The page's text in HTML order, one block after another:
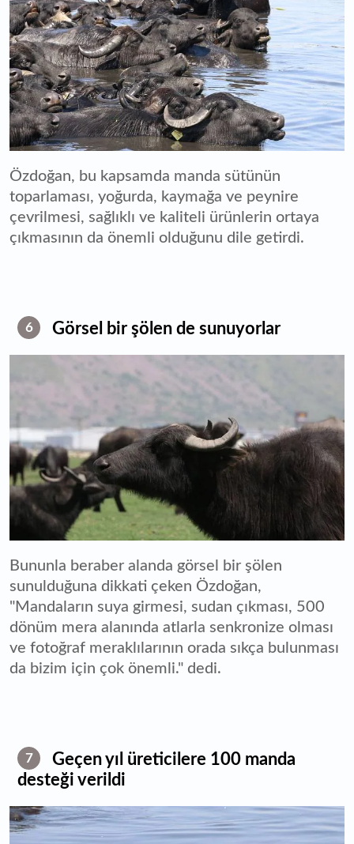
Özdoğan, bu kapsamda manda sütünün
toparlaması, yoğurda, kaymağa ve peynire
çevrilmesi, sağlıklı ve kaliteli ürünlerin ortaya
çıkmasının da önemli olduğunu dile getirdi.
6 Görsel bir şölen de sunuyorlar
Bununla beraber alanda görsel bir şölen
sunulduğuna dikkati çeken Özdoğan,
"Mandaların suya girmesi, sudan çıkması, 500
dönüm mera alanında atlarla senkronize olması
ve fotoğraf meraklılarının orada sıkça bulunması
da bizim için çok önemli." dedi.
7
Geçen yıl üreticilere 100 manda
desteği verildi